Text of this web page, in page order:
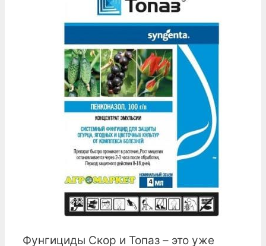
Фунгициды Скор и Топаз – это уже